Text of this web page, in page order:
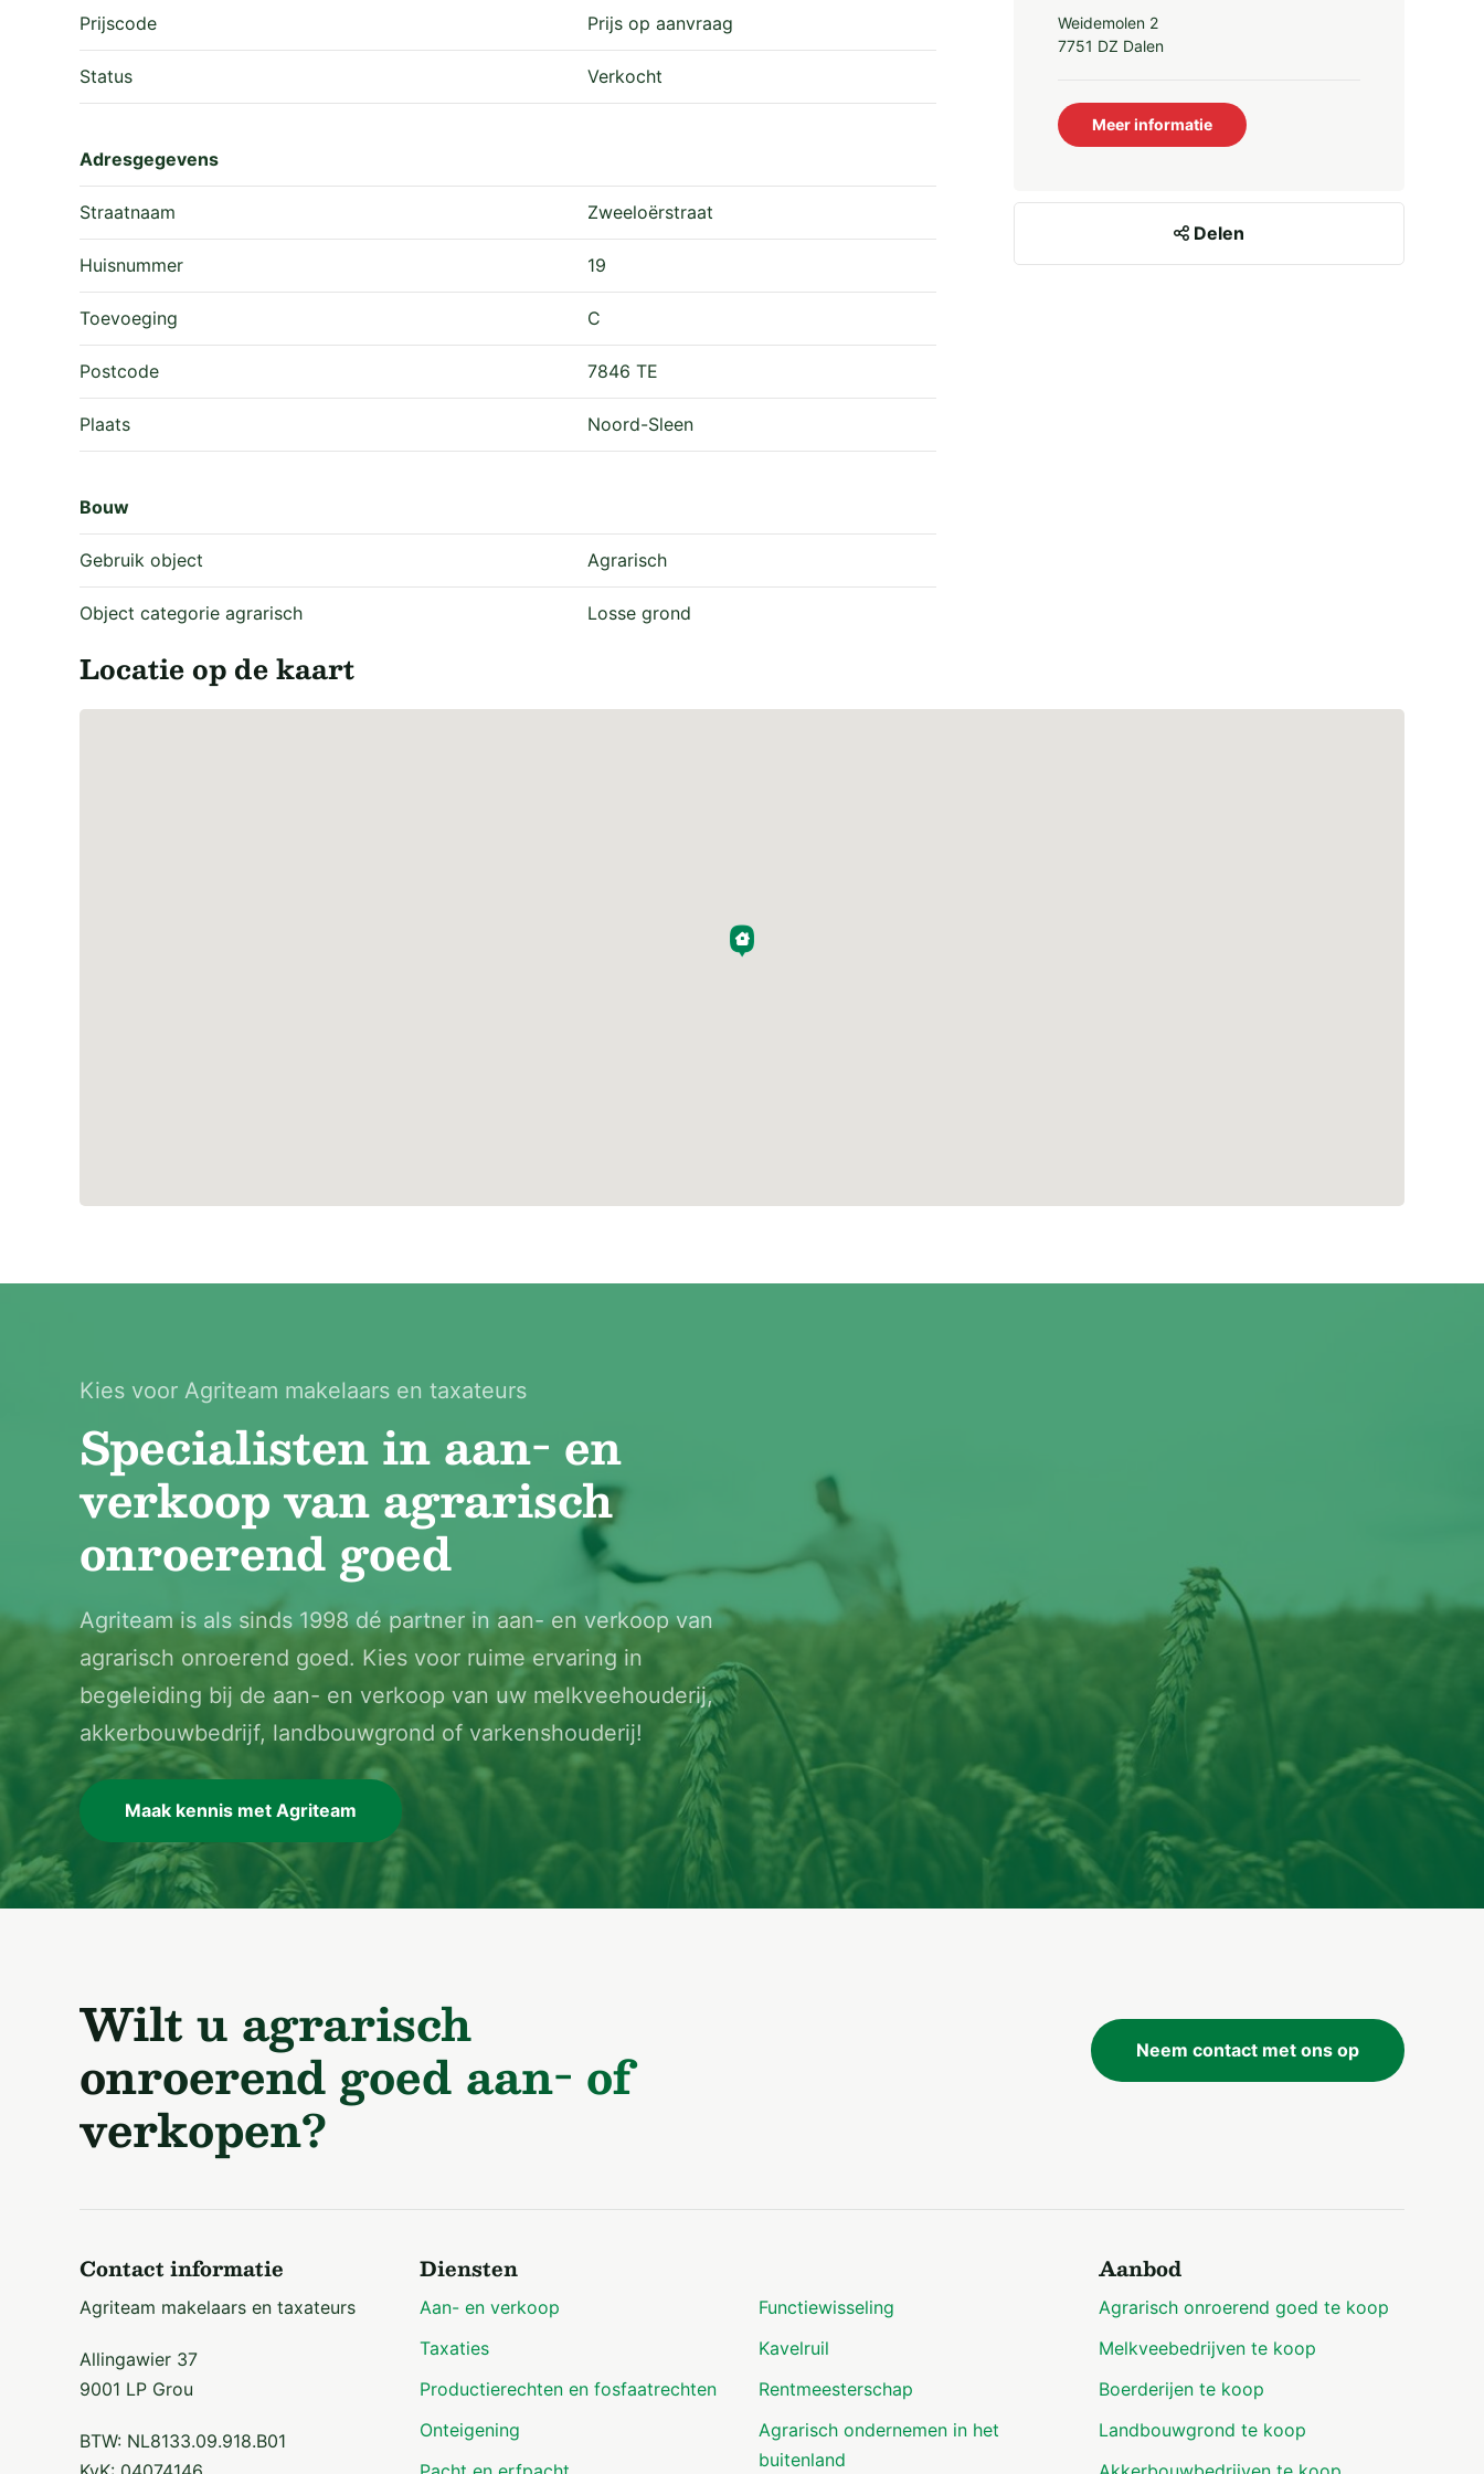
Herinrichtingsrenten
Er is geen herinrichtingsrente aanwezig op dit perceel.
Publiekrechtelijke beperkingen
Geen zakelijke rechten bekend bij opdrachtgever
Prijscode Prijs op aanvraag
Status Verkocht
Adresgegevens
Straatnaam Zweeloërstraat
Huisnummer 19
Toevoeging C
Postcode 7846 TE
Plaats Noord-Sleen
Bouw
Gebruik object Agrarisch
Object categorie agrarisch Losse grond
Weidemolen 2
7751 DZ Dalen
Meer informatie
Delen
Locatie op de kaart
Kies voor Agriteam makelaars en taxateurs
Specialisten in aan- en
verkoop van agrarisch
onroerend goed
Agriteam is als sinds 1998 dé partner in aan- en verkoop van
agrarisch onroerend goed. Kies voor ruime ervaring in
begeleiding bij de aan- en verkoop van uw melkveehouderij,
akkerbouwbedrijf, landbouwgrond of varkenshouderij!
Maak kennis met Agriteam
Wilt u agrarisch
onroerend goed aan- of
verkopen?
Neem contact met ons op
Contact informatie
Agriteam makelaars en taxateurs
Allingawier 37
9001 LP Grou
BTW: NL8133.09.918.B01
Diensten
Aan- en verkoop
Taxaties
Productierechten en fosfaatrechten
Onteigening
Functiewisseling
Kavelruil
Rentmeesterschap
Agrarisch ondernemen in het
buitenland
Aanbod
Agrarisch onroerend goed te koop
Melkveebedrijven te koop
Boerderijen te koop
Landbouwgrond te koop